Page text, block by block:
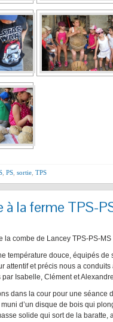
PS sortie TPS
à la ferme TPS-
la combe de Lancey TPS-PS-MS
température douce, équipés
attentif et précis nous a
Isabelle, Clément et
dans la cour pour une séance
d’un disque de bois qui
solide qui sort de la